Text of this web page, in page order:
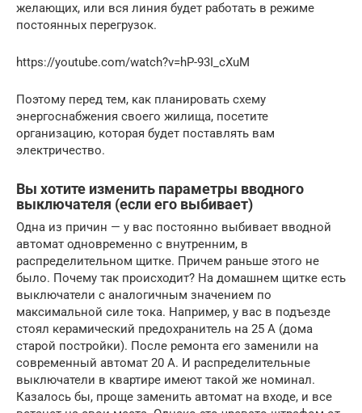
желающих, или вся линия будет работать в режиме
постоянных перегрузок.
https://youtube.com/watch?v=hP-93I_cXuM
Поэтому перед тем, как планировать схему
энергоснабжения своего жилища, посетите
организацию, которая будет поставлять вам
электричество.
Вы хотите изменить параметры вводного
выключателя (если его выбивает)
Одна из причин — у вас постоянно выбивает вводной
автомат одновременно с внутренним, в
распределительном щитке. Причем раньше этого не
было. Почему так происходит? На домашнем щитке есть
выключатели с аналогичным значением по
максимальной силе тока. Например, у вас в подъезде
стоял керамический предохранитель на 25 А (дома
старой постройки). После ремонта его заменили на
современный автомат 20 А. И распределительные
выключатели в квартире имеют такой же номинал.
Казалось бы, проще заменить автомат на входе, и все